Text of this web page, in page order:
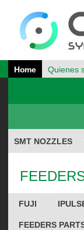
Home Quienes
SMT NOZZLES
FUJI
FEEDERS